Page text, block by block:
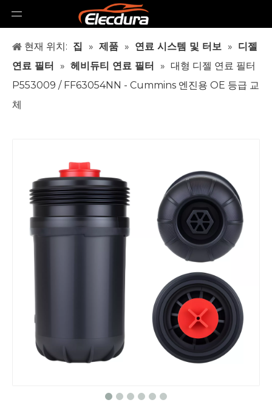
현재 위치: 집 » 제품 » 연료 시스템 및 터보 » 디젤
연료 필터
» 헤비듀티 연료 필터 » 대형 디젤 연료 필터
P553009 / FF63054NN - Cummins 엔진용 OE 등급 교
체